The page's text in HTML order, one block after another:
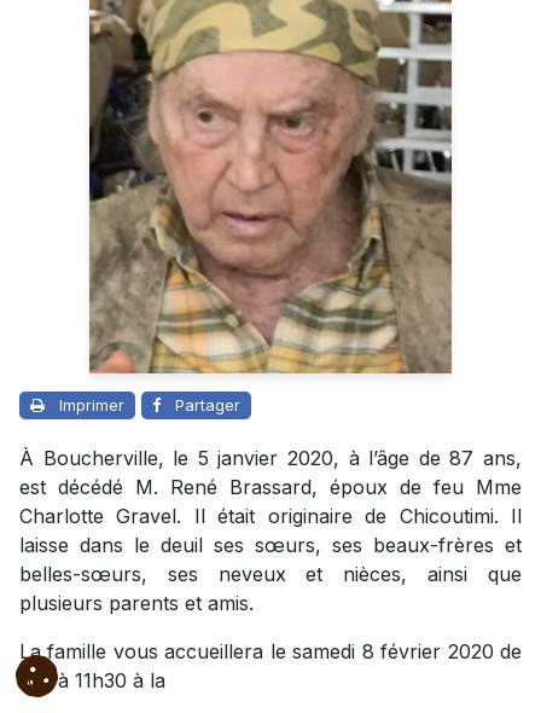
Imprimer Partager
À Boucherville, le 5 janvier 2020, à l’âge de 87 ans,
est décédé M. René Brassard, époux de feu Mme
Charlotte Gravel. Il était originaire de Chicoutimi. Il
laisse dans le deuil ses sœurs, ses beaux-frères et
belles-sœurs, ses neveux et nièces, ainsi que
plusieurs parents et amis.
La famille vous accueillera le samedi 8 février 2020 de
10h à 11h30 à la